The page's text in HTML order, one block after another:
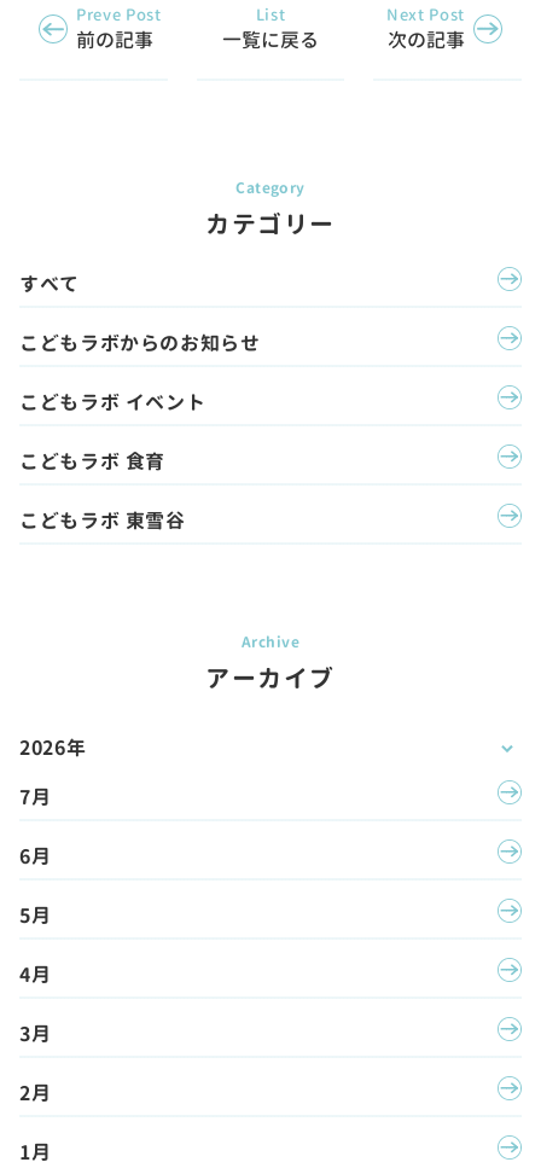
Preve Post
前の記事
List
一覧に戻る
Next Post
次の記事
カテゴリー
すべて
こどもラボからのお知らせ
こどもラボ イベント
こどもラボ 食育
こどもラボ 東雪谷
アーカイブ
2026年
7月
6月
5月
4月
3月
2月
1月